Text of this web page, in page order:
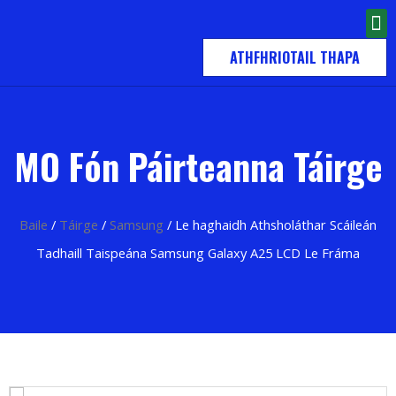
ATHFHRIOTAIL THAPA
MO Fón Páirteanna Táirge
Baile / Táirge / Samsung / Le haghaidh Athsholáthar Scáileán
Tadhaill Taispeána Samsung Galaxy A25 LCD Le Fráma